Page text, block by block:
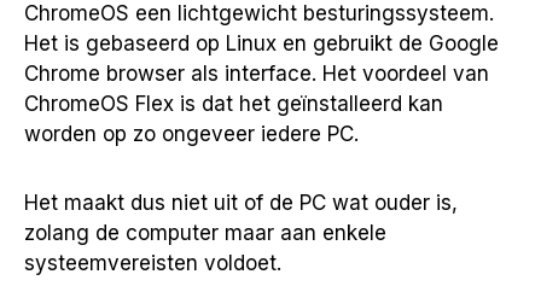
ChromeOS een lichtgewicht besturingssysteem.
Het is gebaseerd op Linux en gebruikt de Google
Chrome browser als interface. Het voordeel van
ChromeOS Flex is dat het geïnstalleerd kan
worden op zo ongeveer iedere PC.
Het maakt dus niet uit of de PC wat ouder is,
zolang de computer maar aan enkele
systeemvereisten voldoet.